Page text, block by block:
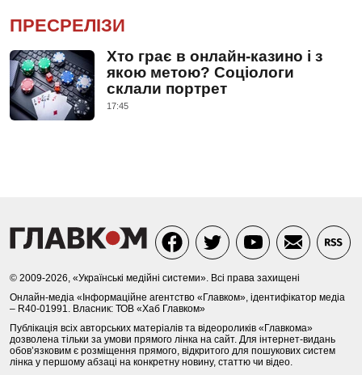
ПРЕСРЕЛІЗИ
Хто грає в онлайн-казино і з
якою метою? Соціологи
склали портрет
17:45
© 2009-2026, «Українські медійні системи». Всі права захищені
Онлайн-медіа «Інформаційне агентство «Главком», ідентифікатор медіа
– R40-01991. Власник: ТОВ «Хаб Главком»
Публікація всіх авторських матеріалів та відеороликів «Главкома»
дозволена тільки за умови прямого лінка на сайт. Для інтернет-видань
обов’язковим є розміщення прямого, відкритого для пошукових систем
лінка у першому абзаці на конкретну новину, статтю чи відео.